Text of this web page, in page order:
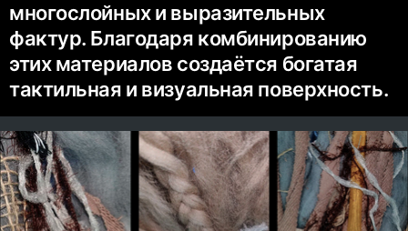
многослойных и выразительных
фактур. Благодаря комбинированию
этих материалов создаётся богатая
тактильная и визуальная поверхность.